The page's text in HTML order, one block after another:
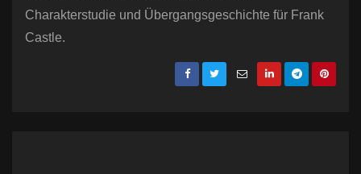
Charakterstudie und Übergangsgeschichte für Frank
Castle.